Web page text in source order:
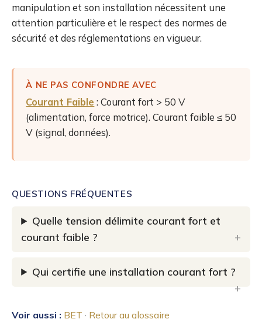
manipulation et son installation nécessitent une
attention particulière et le respect des normes de
sécurité et des réglementations en vigueur.
À NE PAS CONFONDRE AVEC
Courant Faible : Courant fort > 50 V
(alimentation, force motrice). Courant faible ≤ 50
V (signal, données).
QUESTIONS FRÉQUENTES
Quelle tension délimite courant fort et
courant faible ?
Qui certifie une installation courant fort ?
Voir aussi : BET · Retour au glossaire